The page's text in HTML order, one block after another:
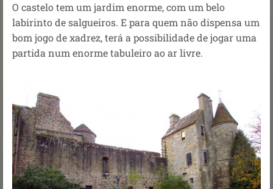
O castelo tem um jardim enorme, com um belo
labirinto de salgueiros. E para quem não dispensa um
bom jogo de xadrez, terá a possibilidade de jogar uma
partida num enorme tabuleiro ao ar livre.